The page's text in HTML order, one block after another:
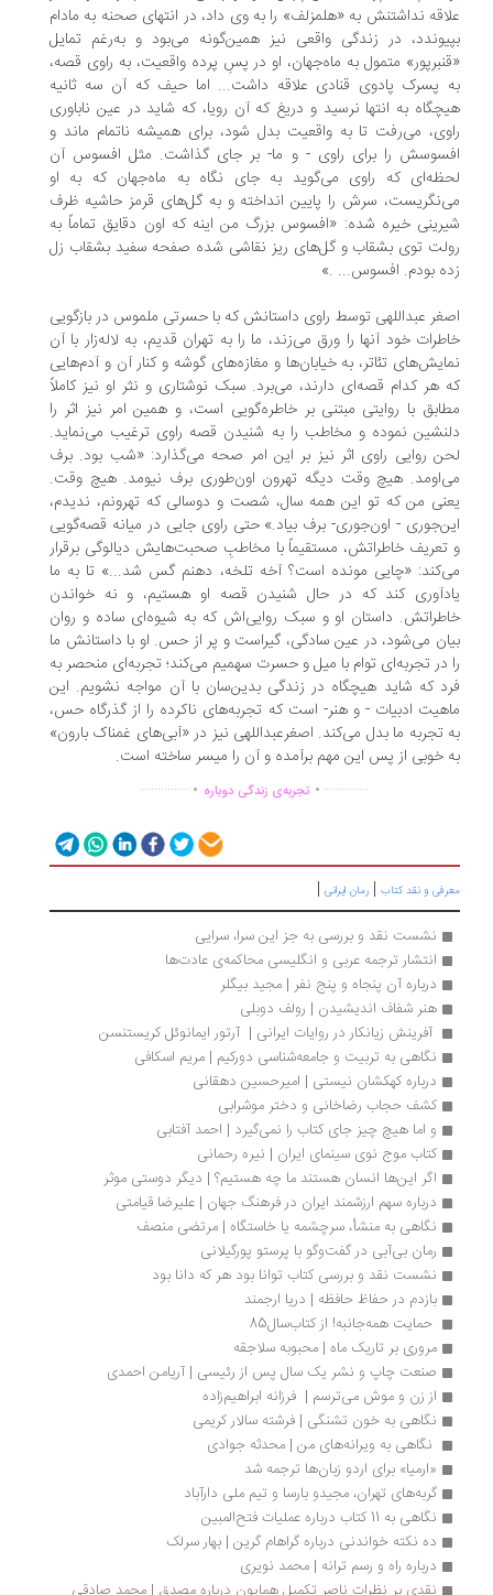
نداشتنش به «هلمزلف» را به وی داد، در انتهای صحنه به مادام
در زندگی واقعی نیز همین‌گونه می‌بود و به‌رغم تمایل
متمول به ماه‌جهان، او در پسِ پرده واقعیت، به راوی قصه،
پسرک پادوی قنادی علاقه داشت... اما حیف که آن سه‌ ثانیه
به انتها نرسید و دریغ که آن رویا، که شاید در عین ناباوری
می‌رفت تا به واقعیت بدل شود، برای همیشه ناتمام ماند و
را برای راوی - و ما- بر جای گذاشت. مثل افسوس آن
که راوی می‌گوید به جای نگاه به ماه‌جهان که به او
سرش را پایین انداخته و به گل‌های قرمز حاشیه ظرف‌
خیره شده: «افسوس بزرگ من اینه که اون دقایق تماماً به
توی بشقاب و گل‌های ریز نقاشی شده صفحه سفید بشقاب زل
بودم. افسوس... .»
عبداللهی توسط راوی داستانش که با حسرتی ملموس در بازگویی
خود آنها را ورق می‌زند، ما را به تهران قدیم، به لاله‌زار با آن
تئاتر، به خیابان‌ها و مغازه‌های گوشه و کنار آن و آدم‌هایی
هر کدام قصه‌ای دارند، می‌برد. سبک نوشتاری و نثر او نیز کاملاً
با روایتی مبتنی بر خاطره‌گویی است، و همین امر نیز اثر را
نموده و مخاطب را به شنیدن قصه راوی ترغیب می‌نماید.
روایی راوی اثر نیز بر این امر صحه می‌گذارد: «شب بود. برف
هیچ وقت دیگه تهرون اون‌طوری برف نیومد. هیچ وقت.
من که تو این همه سال، شصت و دوسالی که تهرونم، ندیدم،
- اون‌جوری- برف بیاد.» حتی راوی جایی در میانه قصه‌گویی
خاطراتش، مستقیماً با مخاطبِ صحبت‌هایش دیالوگی برقرار
«چایی مونده است؟ آخه تلخه، دهنم گس شد...» تا به ما
کند که در حال شنیدن قصه او هستیم، و نه خواندن
داستان او و سبک روایی‌اش که به شیوه‌ای ساده و روان
می‌شود، در عین سادگی، گیراست و پر از حس. او با داستانش ما
در تجربه‌ای توام با میل و حسرت سهمیم می‌کند؛ تجربه‌ای منحصر به
که شاید هیچگاه در زندگی بدین‌سان با آن مواجه نشویم. این
ادبیات - و هنر- است که تجربه‌های ناکرده را از گذرگاه حس،
تجربه ما بدل می‌کند. اصغر‌عبداللهی نیز در «آبی‌های غمناک بارون»
خوبی از پس این مهم برآمده و آن را میسر ساخته است.
................تجربه‌ی زندگی دوباره ...............
و نقد کتاب|رمان ایرانی|
نشست نقد و بررسی به جز این سرا، سرایی
انتشار ترجمه عربی و انگلیسی محاکمه‌ی عادت‌ها
درباره آن پنجاه و پنج نفر | مجید بیگلر
هنر شفاف اندیشیدن | رولف دوبلی
آفرینش زیانکار در روایات ایرانی |  آرتور ایمانوئل کریستنسن
نگاهی به تربیت و جامعه‌شناسی دورکیم | مریم اسکافی
درباره کهکشان نیستی | امیرحسین دهقانی
کشف حجاب رضاخانی و دختر موشرابی
و اما هیچ چیز جای کتاب را نمی‌گیرد | احمد آفتابی
کتاب موج نوی سینمای ایران | نیره رحمانی
اگر این‌ها انسان هستند ما چه هستیم؟ | دیگر دوستی موثر
درباره سهم ارزشمند ایران در فرهنگ جهان | علیرضا قیامتی
نگاهی به منشأ، سرچشمه یا خاستگاه | مرتضی منصف
رمان بی‌آبی در گفت‌وگو با پرستو پورگیلانی
نشست نقد و بررسی کتاب توانا بود هر که دانا بود
بازدم در حفاظ حافظه | دریا ارجمند
حمایت همه‌جانبه! از کتاب‌سال85
مروری بر تاریک ماه | محبوبه سلاجقه
صنعت چاپ و نشر یک سال پس از رئیسی | آریامن احمدی
از زن و موش می‌ترسم |  فرزانه ابراهیم‌زاده
نگاهی به خون تشنگی | فرشته سالار کریمی
نگاهی به ویرانه‌های من | محدثه جوادی
«ارمیا» برای اردو زبان‌ها ترجمه شد
گربه‌های تهران، مجیدو بارسا و تیم ملی دارآباد
نگاهی به 11 کتاب درباره عملیات فتح‌المبین
ده نکته خواندنی درباره گراهام گرین | بهار سرلک
درباره راه و رسم ترانه | محمد نویری